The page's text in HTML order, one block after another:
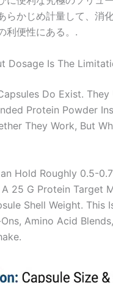
らかじめ計量して、消
利便性にある。.
Dosage Is The
Do Exist.
Protein Powder
They Work, But
Hold Roughly 0.5-
25 G Protein Target
Shell Weight. This
Amino Acid